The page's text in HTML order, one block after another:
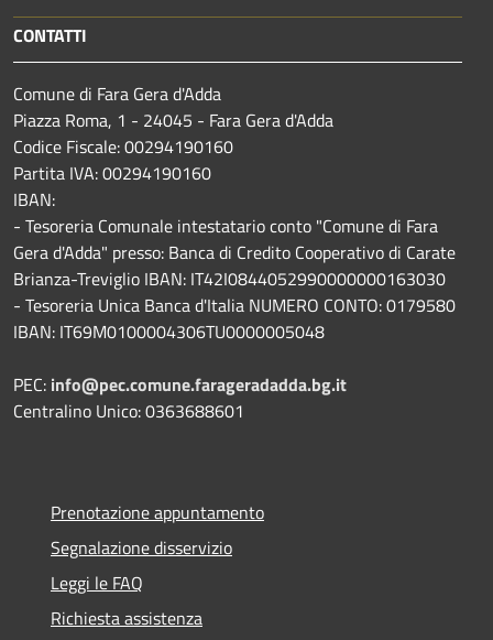
CONTATTI
Comune di Fara Gera d'Adda
Piazza Roma, 1 - 24045 - Fara Gera d'Adda
Codice Fiscale: 00294190160
Partita IVA: 00294190160
IBAN:
- Tesoreria Comunale intestatario conto "Comune di Fara
Gera d'Adda" presso: Banca di Credito Cooperativo di Carate
Brianza-Treviglio IBAN: IT42I0844052990000000163030
- Tesoreria Unica Banca d'Italia NUMERO CONTO: 0179580
IBAN: IT69M0100004306TU0000005048
PEC: info@pec.comune.farageradadda.bg.it
Centralino Unico: 0363688601
Prenotazione appuntamento
Segnalazione disservizio
Leggi le FAQ
Richiesta assistenza